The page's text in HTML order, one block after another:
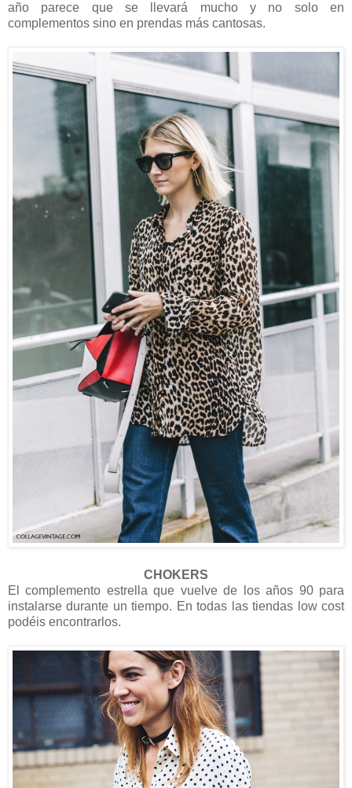
año parece que se llevará mucho y no solo en
complementos sino en prendas más cantosas.
CHOKERS
El complemento estrella que vuelve de los años 90 para
instalarse durante un tiempo. En todas las tiendas low cost
podéis encontrarlos.